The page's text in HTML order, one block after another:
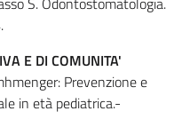
E DI COMUNITA'
Prevenzione e
in età pediatrica.-